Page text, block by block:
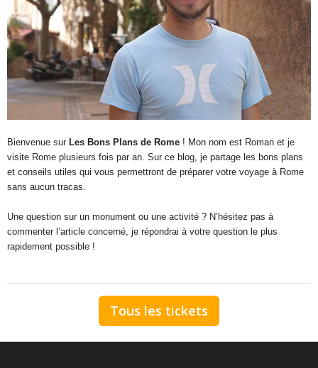
Bienvenue sur Les Bons Plans de Rome ! Mon nom est Roman et je
visite Rome plusieurs fois par an. Sur ce blog, je partage les bons plans
et conseils utiles qui vous permettront de préparer votre voyage à Rome
sans aucun tracas.
Une question sur un monument ou une activité ? N’hésitez pas à
commenter l’article concerné, je répondrai à votre question le plus
rapidement possible !
Tous les tickets